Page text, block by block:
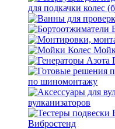
для подкачки колес
по шиномонтажу
вулканизаторов
Вибростенд